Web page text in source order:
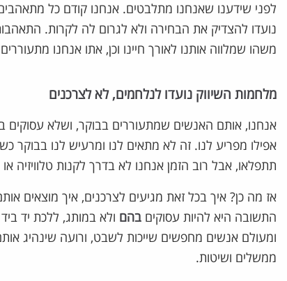
לפני שידענו שאנחנו מתלבטים. אנחנו קודם כל
נועדו להצדיק את הבחירה ולא לגרום לה לקרות.
משהו שמלווה אותנו לאורך חיינו וכן, אתו אנחנו
מלחמות השיווק נועדו לנלחמים, לא לצרכנים
אנחנו, אותם האנשים שמתעוררים בבוקר, ושלא עסוקים
אפילו מפריע לנו. זה לא מתאים לנו ומרעיש לנו בבוקר
תתפלאו, אבל רוב הזמן אנחנו לא בדרך לקנות טלוויזיה
אז מה כן? איך בכל זאת מגיעים לצרכנים, איך מוצאים
התשובה היא להיות עסוקים בהם ולא במותג, ללכת יד ביד
ומעולם אנשים מחפשים שייכות לשבט, ורועה שינהיג
ממשלים ושיטות.